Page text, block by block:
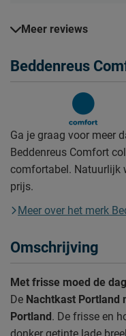
Meer reviews
Beddenreus
Ga je graag voor meer
Beddenreus Comfort
comfortabel. Natuurlijk
prijs.
Meer over het merk
Omschrijving
Met frisse moed de
De Nachtkast Portland
Portland. De frisse en
donker getinte lade